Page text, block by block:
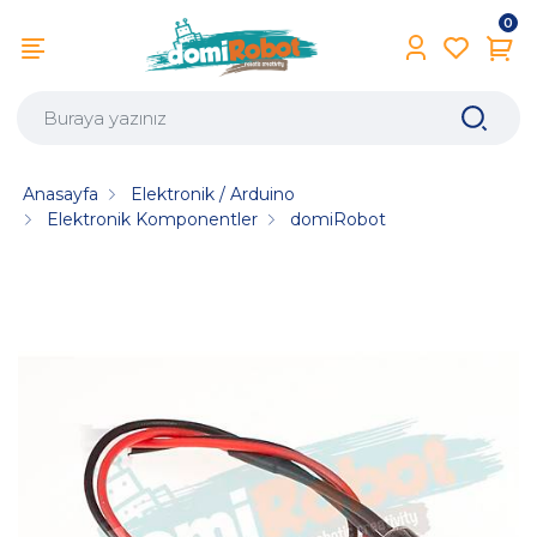
0
Anasayfa
Elektronik / Arduino
Elektronik Komponentler
domiRobot